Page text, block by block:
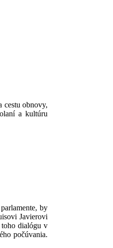
cestu obnovy,
a kultúru
by
Javierovi
dialógu v
počúvania.